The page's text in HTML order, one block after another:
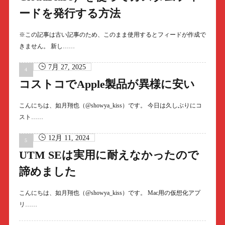
ードを発行する方法
※この記事は古い記事のため、このまま使用するとフィードが作成で
きません。 新し……
7月 27, 2025
コストコでApple製品が異様に安い
こんにちは、如月翔也（@showya_kiss）です。 今日は久しぶりにコ
スト……
12月 11, 2024
UTM SEは実用に耐えなかったので
諦めました
こんにちは、如月翔也（@showya_kiss）です。 Mac用の仮想化アプ
リ……